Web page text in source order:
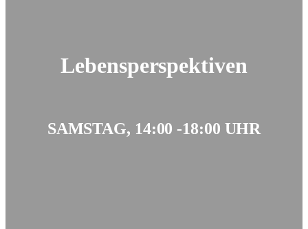
Lebensperspektiven
SAMSTAG, 14:00 -18:00 UHR